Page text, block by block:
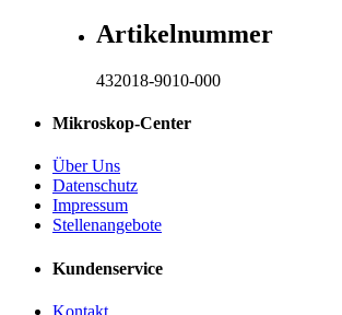
Artikelnummer
432018-9010-000
Mikroskop-Center
Über Uns
Datenschutz
Impressum
Stellenangebote
Kundenservice
Kontakt